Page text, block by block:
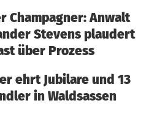
Champagner: Anwalt
Stevens plaudert
über Prozess
ehrt Jubilare und 13
in Waldsassen